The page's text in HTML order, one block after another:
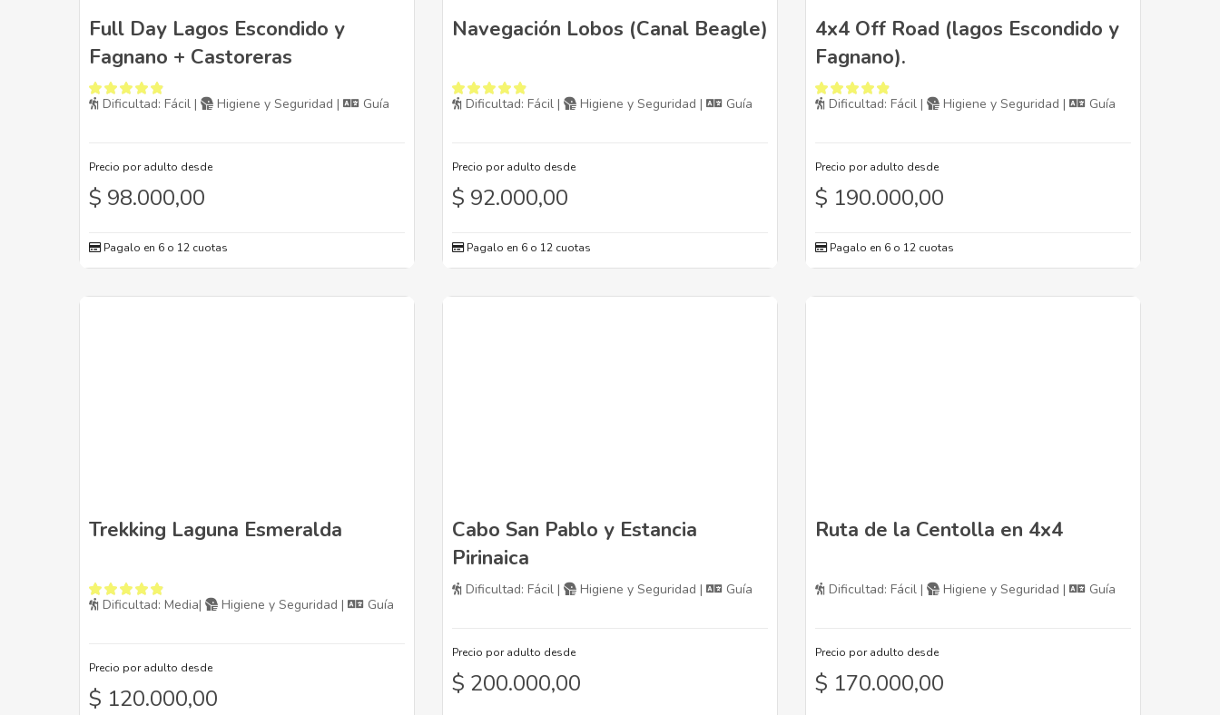
Full Day Lagos Escondido y
Fagnano + Castoreras
Dificultad: Fácil | Higiene y Seguridad | Guía
Precio por adulto desde
$ 98.000,00
Pagalo en 6 o 12 cuotas
Navegación Lobos (Canal Beagle)
Dificultad: Fácil | Higiene y Seguridad | Guía
Precio por adulto desde
$ 92.000,00
Pagalo en 6 o 12 cuotas
4x4 Off Road (lagos Escondido y
Fagnano).
Dificultad: Fácil | Higiene y Seguridad | Guía
Precio por adulto desde
$ 190.000,00
Pagalo en 6 o 12 cuotas
Trekking Laguna Esmeralda
Dificultad: Media| Higiene y Seguridad | Guía
Precio por adulto desde
$ 120.000,00
Cabo San Pablo y Estancia
Pirinaica
Dificultad: Fácil | Higiene y Seguridad | Guía
Precio por adulto desde
$ 200.000,00
Ruta de la Centolla en 4x4
Dificultad: Fácil | Higiene y Seguridad | Guía
Precio por adulto desde
$ 170.000,00